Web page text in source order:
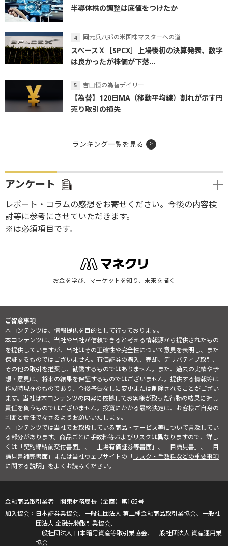
半導体株の調整は底値をつけたか
岡元兵八郎の米国株マスターへの道
スペースＸ［SPCX］上場後初の決算発表、数字
は良かったが株価が下落...
吉田恒の為替デイリー
【為替】120日MA（移動平均線）割れが示す円
売り取引の損失
ランキング一覧を見る
アンケート
レポート・コラムの感想をお寄せください。今後の内容検
討等に参考にさせていただきます。
※は必須項目です。
お金を学び、マーケットを知り、未来を描く
ご留意事項
本コンテンツは、情報提供を目的として行っております。
本コンテンツは、当社や当社が信頼できると考える情報源から提供されたもの
を提供していますが、当社はその正確性や完全性について意見を表明し、また
保証するものではございません。有価証券の購入、売却、デリバティブ取引、
その他の取引を推奨し、勧誘するものではありません。また、過去の実績や予
想・意見は、将来の結果を保証するものではございません。提供する情報等は
作成時現在のものであり、今後予告なしに変更または削除されることがござい
ます。当社は本コンテンツの内容に依拠してお客様が取った行動の結果に対し
責任を負うものではございません。投資にかかる最終決定は、お客様ご自身の
判断と責任でなさるようお願いいたします。
本コンテンツでは当社でお取扱している商品・サービス等について言及してい
る部分があります。商品ごとに手数料等およびリスクは異なりますので、詳し
くは「契約締結前交付書面」、「上場有価証券等書面」、「目論見書」、「目
論見書補完書面」または当社ウェブサイトの「リスク・手数料などの重要事項
に関する説明」をよくお読みください。
金融商品取引業者 関東財務局長（金商）第165号
日本証券業協会、一般社団法人 第二種金融商品取引業協会、一般社
団法人 金融先物取引業協会、
一般社団法人 日本暗号資産等取引業協会、一般社団法人 資産運用業
協会